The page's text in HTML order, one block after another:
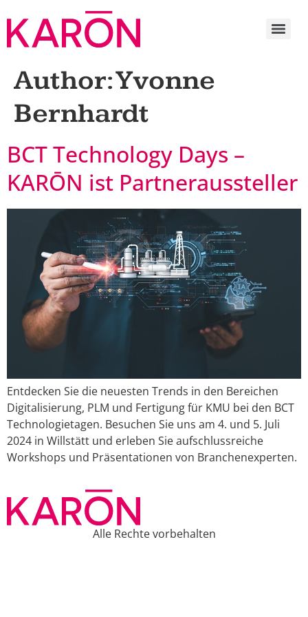
Author:Yvonne
Bernhardt
BCT Technology Days –
KARŌN ist Partneraussteller
Entdecken Sie die neuesten Trends in den Bereichen
Digitalisierung, PLM und Fertigung für KMU bei den BCT
Technologietagen. Besuchen Sie uns am 4. und 5. Juli
2024 in Willstätt und erleben Sie aufschlussreiche
Workshops und Präsentationen von Branchenexperten.
Alle Rechte vorbehalten